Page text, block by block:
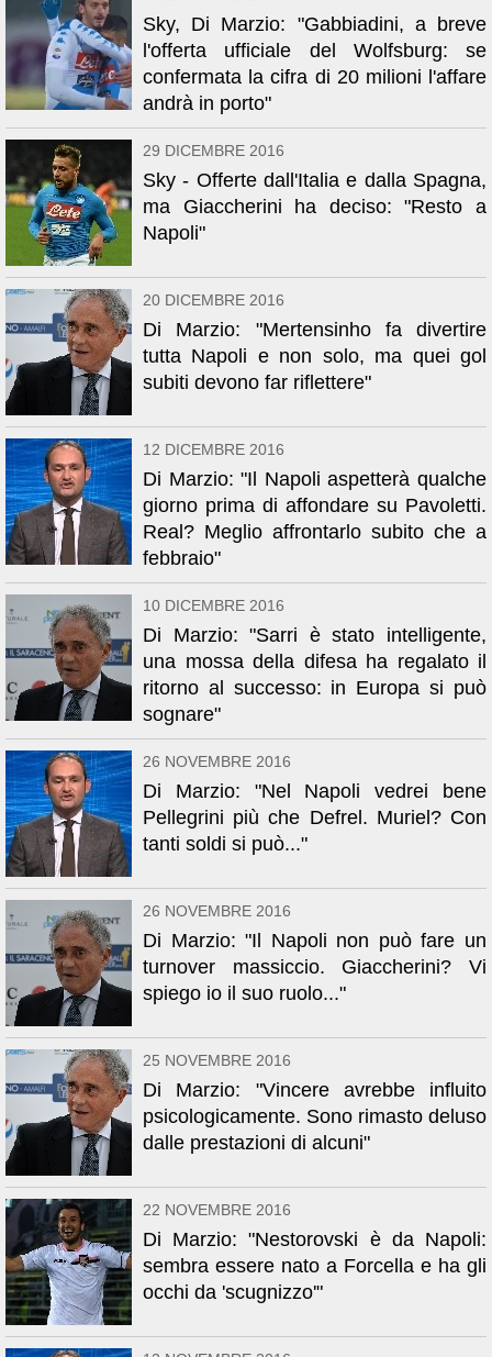
Sky, Di Marzio: "Gabbiadini, a breve
l'offerta ufficiale del Wolfsburg: se
confermata la cifra di 20 milioni l'affare
andrà in porto"
29 DICEMBRE 2016
Sky - Offerte dall'Italia e dalla Spagna,
ma Giaccherini ha deciso: "Resto a
Napoli"
20 DICEMBRE 2016
Di Marzio: "Mertensinho fa divertire
tutta Napoli e non solo, ma quei gol
subiti devono far riflettere"
12 DICEMBRE 2016
Di Marzio: "Il Napoli aspetterà qualche
giorno prima di affondare su Pavoletti.
Real? Meglio affrontarlo subito che a
febbraio"
10 DICEMBRE 2016
Di Marzio: "Sarri è stato intelligente,
una mossa della difesa ha regalato il
ritorno al successo: in Europa si può
sognare"
26 NOVEMBRE 2016
Di Marzio: "Nel Napoli vedrei bene
Pellegrini più che Defrel. Muriel? Con
tanti soldi si può..."
26 NOVEMBRE 2016
Di Marzio: "Il Napoli non può fare un
turnover massiccio. Giaccherini? Vi
spiego io il suo ruolo..."
25 NOVEMBRE 2016
Di Marzio: "Vincere avrebbe influito
psicologicamente. Sono rimasto deluso
dalle prestazioni di alcuni"
22 NOVEMBRE 2016
Di Marzio: "Nestorovski è da Napoli:
sembra essere nato a Forcella e ha gli
occhi da 'scugnizzo'"